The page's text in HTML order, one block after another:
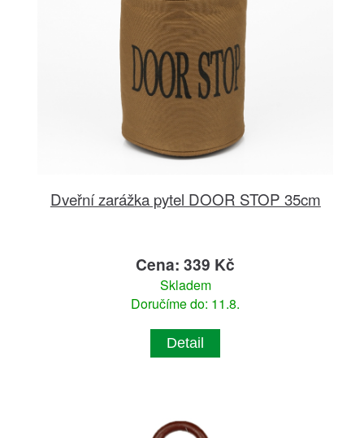
Dveřní zarážka pytel DOOR STOP 35cm
Cena: 339 Kč
Skladem
Doručíme do: 11.8.
Detail